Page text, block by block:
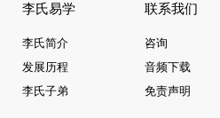
李氏易学
李氏简介
发展历程
李氏子弟
联系我们
咨询
音频下载
免责声明